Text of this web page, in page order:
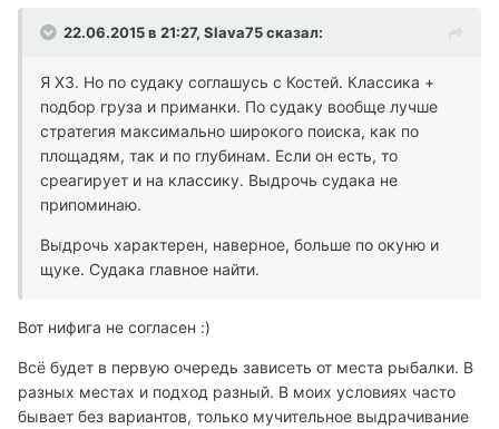
22.06.2015 в 21:27, Slava75 сказал:
Я ХЗ. Но по судаку соглашусь с Костей. Классика +
подбор груза и приманки. По судаку вообще лучше
стратегия максимально широкого поиска, как по
площадям, так и по глубинам. Если он есть, то
среагирует и на классику. Выдрочь судака не
припоминаю.
Выдрочь характерен, наверное, больше по окуню и
щуке. Судака главное найти.
Вот нифига не согласен :)
Всё будет в первую очередь зависеть от места рыбалки. В
разных местах и подход разный. В моих условиях часто
бывает без вариантов, только мучительное выдрачивание